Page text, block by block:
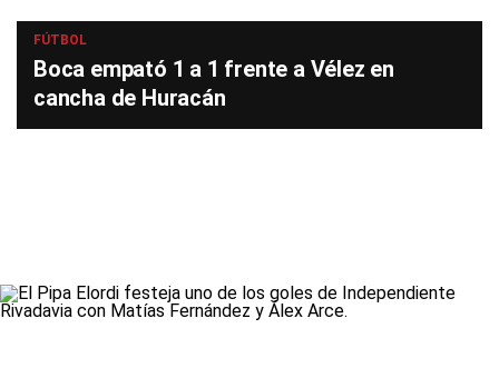
FÚTBOL
Boca empató 1 a 1 frente a Vélez en
cancha de Huracán